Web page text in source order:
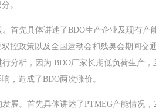
。
先具体讲述了BDO生产企业及现有产
控政策以及全国运动会和残奥会期间交
分析，因为 BDO厂家长期低负荷生产
，造成了BDO两次涨价。
。首先具体讲述了PTMEG产能情况，